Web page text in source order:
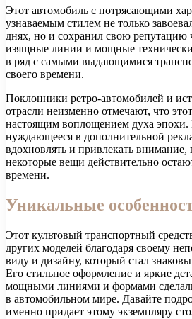
Этот автомобиль с потрясающими
узнаваемым стилем не только
днях, но и сохранил свою репутацию
изящные линии и мощные
в ряд с самыми выдающимися
своего времени.
Поклонники ретро-автомобилей и
отрасли неизменно отмечают, что
настоящим воплощением духа эпохи.
нуждающееся в дополнительной
вдохновлять и привлекать внимание,
некоторые вещи действительно
времени.
Уникальные
Этот культовый транспортный
других моделей благодаря своему
виду и дизайну, который стал
Его стильное оформление и яркие
мощными линиями и формами
в автомобильном мире. Давайте
именно придает этому экземпляру